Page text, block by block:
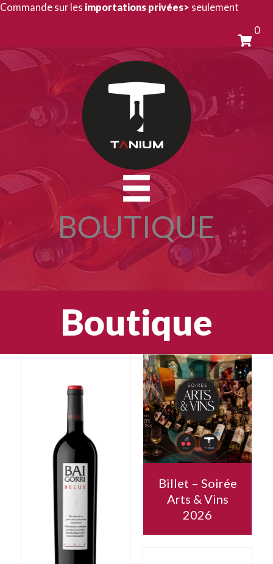
Aller
Commande sur les importations privées> seulement
0
BOUTIQUE
Boutique
Billet – Soirée
Arts & Vins
2026